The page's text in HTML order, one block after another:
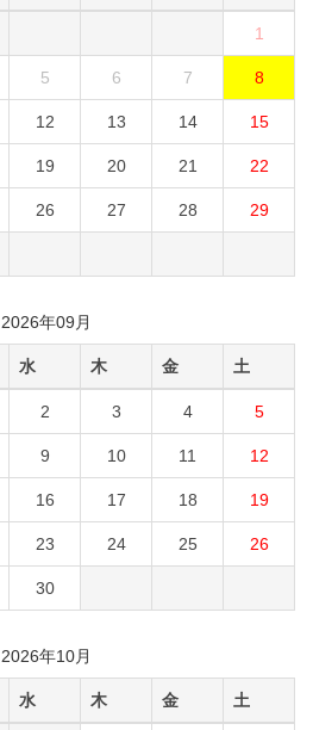
1
5 6 7 8
12 13 14 15
19 20 21 22
26 27 28 29
2026年09月
水 木 金 土
2 3 4 5
9 10 11 12
16 17 18 19
23 24 25 26
30
2026年10月
水 木 金 土